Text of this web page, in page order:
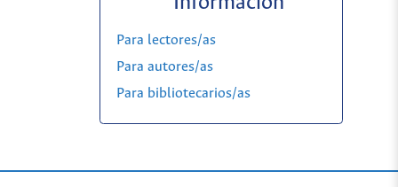
Para lectores/as
Para autores/as
Para bibliotecarios/as